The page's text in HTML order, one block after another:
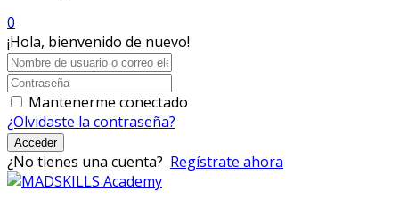
0
¡Hola, bienvenido de nuevo!
Mantenerme conectado
¿Olvidaste la contraseña?
Acceder
¿No tienes una cuenta? Regístrate ahora